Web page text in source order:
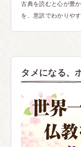
古典を読むと心が豊
を、意訳でわかりや
タメになる、